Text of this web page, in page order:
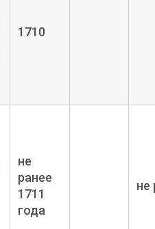
1710
не
ранее
1711
года
не